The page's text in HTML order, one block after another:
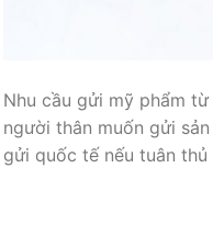
Nhu cầu gửi mỹ phẩm
người thân muốn gửi
gửi quốc tế nếu tuân